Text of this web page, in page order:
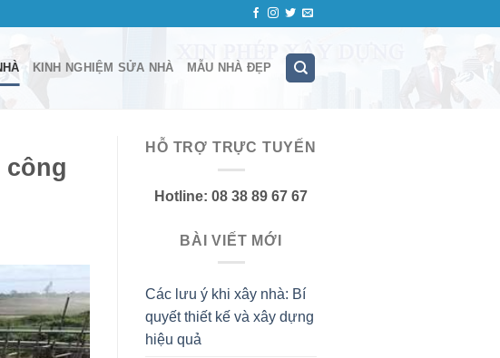
KINH NGHIỆM SỬA NHÀ MẪU NHÀ ĐẸP
công
HỖ TRỢ TRỰC TUYẾN
Hotline: 08 38 89 67 67
BÀI VIẾT MỚI
Các lưu ý khi xây nhà: Bí
quyết thiết kế và xây dựng
hiệu quả